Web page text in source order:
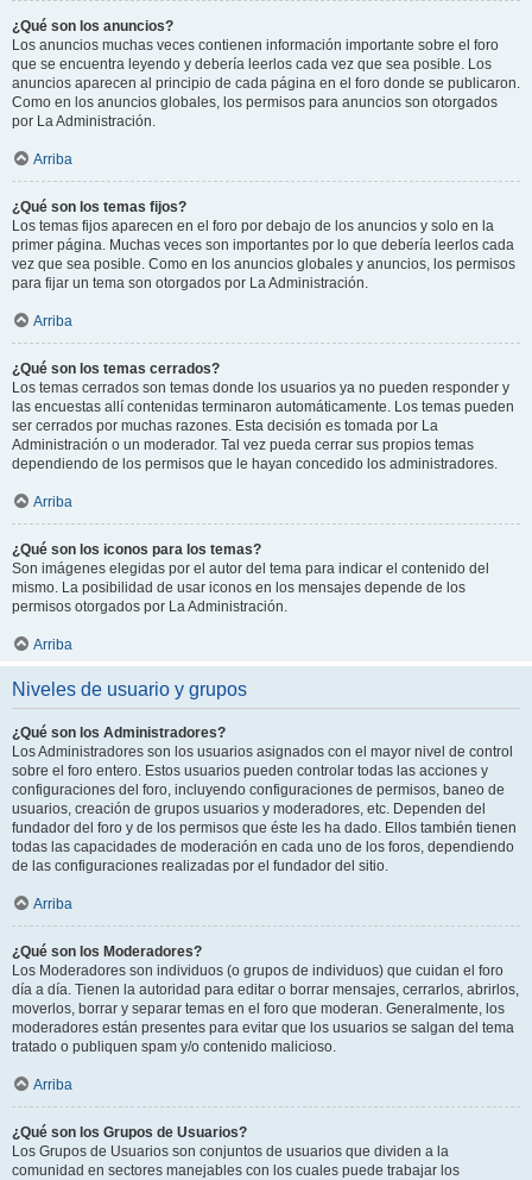
¿Qué son los anuncios?
Los anuncios muchas veces contienen información importante sobre el foro
que se encuentra leyendo y debería leerlos cada vez que sea posible. Los
anuncios aparecen al principio de cada página en el foro donde se publicaron.
Como en los anuncios globales, los permisos para anuncios son otorgados
por La Administración.
Arriba
¿Qué son los temas fijos?
Los temas fijos aparecen en el foro por debajo de los anuncios y solo en la
primer página. Muchas veces son importantes por lo que debería leerlos cada
vez que sea posible. Como en los anuncios globales y anuncios, los permisos
para fijar un tema son otorgados por La Administración.
Arriba
¿Qué son los temas cerrados?
Los temas cerrados son temas donde los usuarios ya no pueden responder y
las encuestas allí contenidas terminaron automáticamente. Los temas pueden
ser cerrados por muchas razones. Esta decisión es tomada por La
Administración o un moderador. Tal vez pueda cerrar sus propios temas
dependiendo de los permisos que le hayan concedido los administradores.
Arriba
¿Qué son los iconos para los temas?
Son imágenes elegidas por el autor del tema para indicar el contenido del
mismo. La posibilidad de usar iconos en los mensajes depende de los
permisos otorgados por La Administración.
Arriba
Niveles de usuario y grupos
¿Qué son los Administradores?
Los Administradores son los usuarios asignados con el mayor nivel de control
sobre el foro entero. Estos usuarios pueden controlar todas las acciones y
configuraciones del foro, incluyendo configuraciones de permisos, baneo de
usuarios, creación de grupos usuarios y moderadores, etc. Dependen del
fundador del foro y de los permisos que éste les ha dado. Ellos también tienen
todas las capacidades de moderación en cada uno de los foros, dependiendo
de las configuraciones realizadas por el fundador del sitio.
Arriba
¿Qué son los Moderadores?
Los Moderadores son individuos (o grupos de individuos) que cuidan el foro
día a día. Tienen la autoridad para editar o borrar mensajes, cerrarlos, abrirlos,
moverlos, borrar y separar temas en el foro que moderan. Generalmente, los
moderadores están presentes para evitar que los usuarios se salgan del tema
tratado o publiquen spam y/o contenido malicioso.
Arriba
¿Qué son los Grupos de Usuarios?
Los Grupos de Usuarios son conjuntos de usuarios que dividen a la
comunidad en sectores manejables con los cuales puede trabajar los